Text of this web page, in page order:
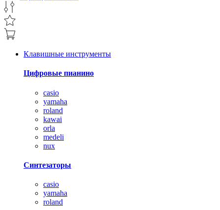
Клавишные инструменты
Цифровые пианино
casio
yamaha
roland
kawai
orla
medeli
nux
Синтезаторы
casio
yamaha
roland